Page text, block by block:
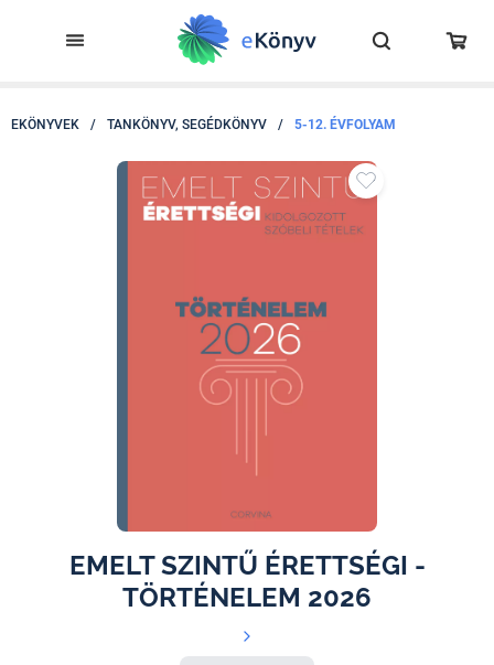
EKÖNYVEK / TANKÖNYV, SEGÉDKÖNYV / 5-12. ÉVFOLYAM
EMELT SZINTŰ ÉRETTSÉGI -
TÖRTÉNELEM 2026